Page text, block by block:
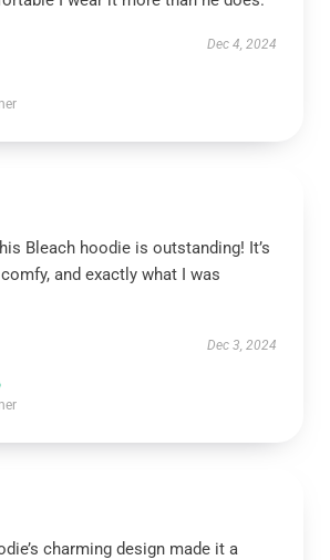
Dec 4, 2024
Bleach hoodie is outstanding! It’s
and exactly what I was
Dec 3, 2024
charming design made it a